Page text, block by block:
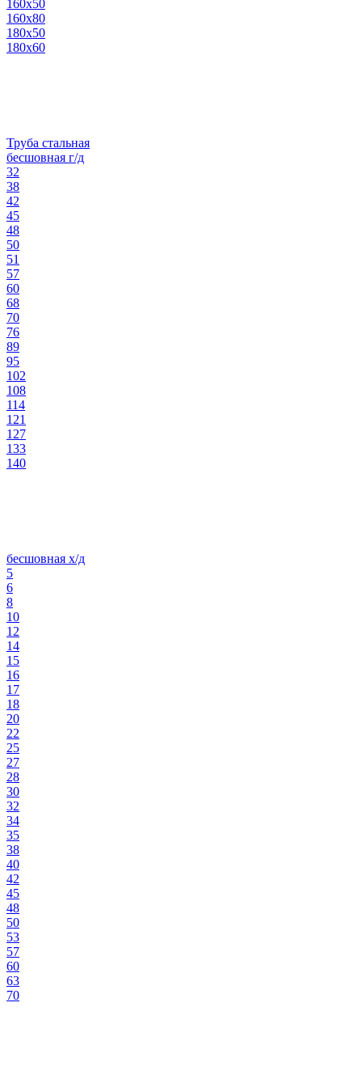
160х50
160х80
180х50
180х60
Труба стальная
бесшовная г/д
32
38
42
45
48
50
51
57
60
68
70
76
89
95
102
108
114
121
127
133
140
бесшовная х/д
5
6
8
10
12
14
15
16
17
18
20
22
25
27
28
30
32
34
35
38
40
42
45
48
50
53
57
60
63
70